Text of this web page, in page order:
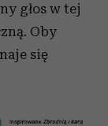
głos w tej
Oby
się